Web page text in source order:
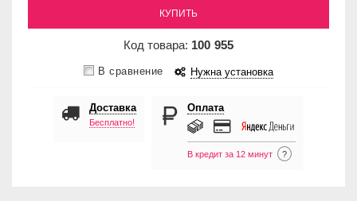
КУПИТЬ
Код товара: 100 955
В сравнение Нужна установка
Доставка
Бесплатно!
Оплата
В кредит за 12 минут ?